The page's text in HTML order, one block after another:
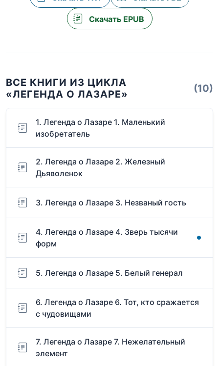
Скачать EPUB
ВСЕ КНИГИ ИЗ ЦИКЛА
«ЛЕГЕНДА О ЛАЗАРЕ»
(10)
1. Легенда о Лазаре 1. Маленький
изобретатель
2. Легенда о Лазаре 2. Железный
Дьяволенок
3. Легенда о Лазаре 3. Незваный гость
4. Легенда о Лазаре 4. Зверь тысячи
форм
5. Легенда о Лазаре 5. Белый генерал
6. Легенда о Лазаре 6. Тот, кто сражается
с чудовищами
7. Легенда о Лазаре 7. Нежелательный
элемент